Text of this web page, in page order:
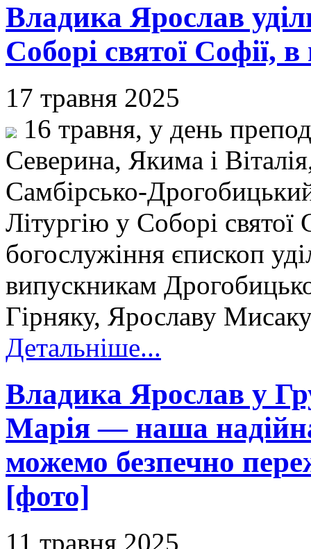
Владика Ярослав
Соборі святої Софії,
17 травня 2025
16 травня, у день
Северина, Якима і
Самбірсько-
Літургію у Соборі
богослужіння єпископ
випускникам
Гірняку, Ярославу
Детальніше...
Владика Ярослав у
Марія — наша
можемо безпечно
[фото]
11 травня 2025